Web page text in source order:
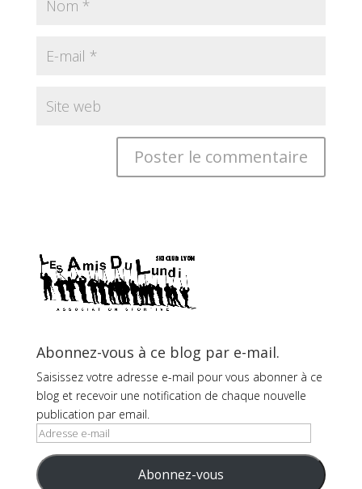
Abonnez-vous à ce blog par e-mail.
Saisissez votre adresse e-mail pour vous abonner à ce
blog et recevoir une notification de chaque nouvelle
publication par email.
Adresse
mail
Abonnez-vous